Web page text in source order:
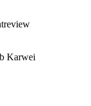
Karwei